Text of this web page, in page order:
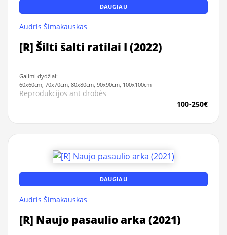
DAUGIAU
Audris Šimakauskas
[R] Šilti šalti ratilai I (2022)
Galimi dydžiai:
60x60cm, 70x70cm, 80x80cm, 90x90cm, 100x100cm
Reprodukcijos ant drobės
100-250€
DAUGIAU
Audris Šimakauskas
[R] Naujo pasaulio arka (2021)